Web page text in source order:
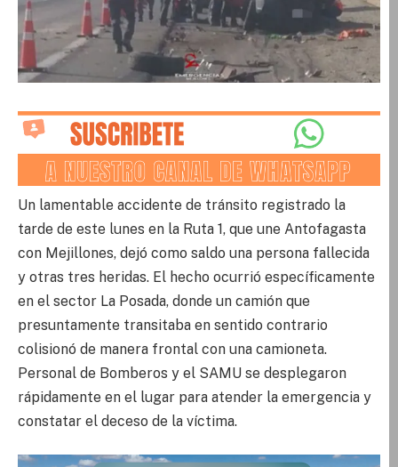
Un lamentable accidente de tránsito registrado la
tarde de este lunes en la Ruta 1, que une Antofagasta
con Mejillones, dejó como saldo una persona fallecida
y otras tres heridas. El hecho ocurrió específicamente
en el sector La Posada, donde un camión que
presuntamente transitaba en sentido contrario
colisionó de manera frontal con una camioneta.
Personal de Bomberos y el SAMU se desplegaron
rápidamente en el lugar para atender la emergencia y
constatar el deceso de la víctima.